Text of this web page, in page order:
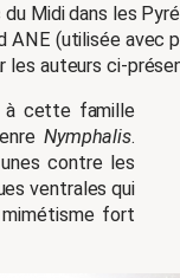
Midi dans les
ANE (utilisée avec
les auteurs ci-
à cette famille
Nymphalis.
contre les
ventrales qui
fort